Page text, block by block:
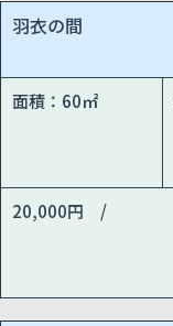
羽衣の間
面積：60㎡
20,000円 /